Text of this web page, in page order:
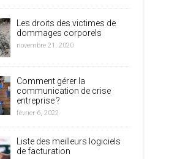
Les droits des victimes de
dommages corporels
novembre 21, 2020
Comment gérer la
communication de crise
entreprise ?
février 6, 2022
Liste des meilleurs logiciels
de facturation